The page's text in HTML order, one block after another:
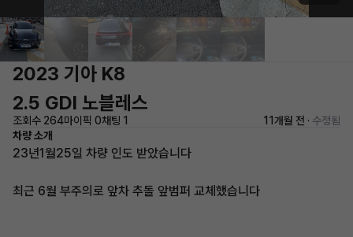
2023 기아 K8
2.5 GDI 노블레스
조회수 264마이픽 0채팅 1 11개월 전 · 수정됨
차량 소개
23년1월25일 차량 인도 받았습니다
최근 6월 부주의로 앞차 추돌 앞범퍼 교체했습니다